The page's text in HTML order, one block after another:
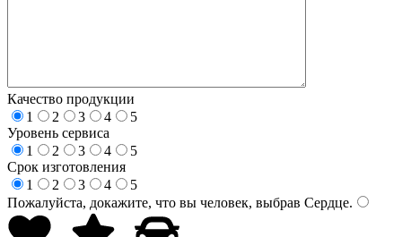
Качество продукции
1
2 3 4
5
Уровень сервиса
1
2 3 4
5
Срок изготовления
1
2 3 4
5
Пожалуйста, докажите, что вы человек, выбрав Сердце.